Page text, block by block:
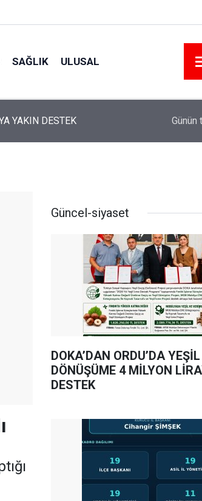
SAĞLIK ULUSAL
AÇIKLANDI YENİ PARTİ
Günün
Güncel-siyaset
DOKA’DAN ORDU’DA YEŞİL
DÖNÜŞÜME 4 MİLYON
DESTEK